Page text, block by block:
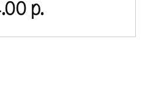
р.